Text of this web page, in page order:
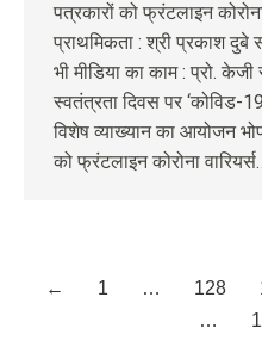
पत्रकारों को फ्रंटलाइन
प्राथमिकता : श्री प्रकाश
भी मीडिया का काम : प्रो.
स्वतंत्रता दिवस पर ‘कोविड-
विशेष व्याख्यान का आयोजन
को फ्रंटलाइन कोरोना
← 1 … 128
…